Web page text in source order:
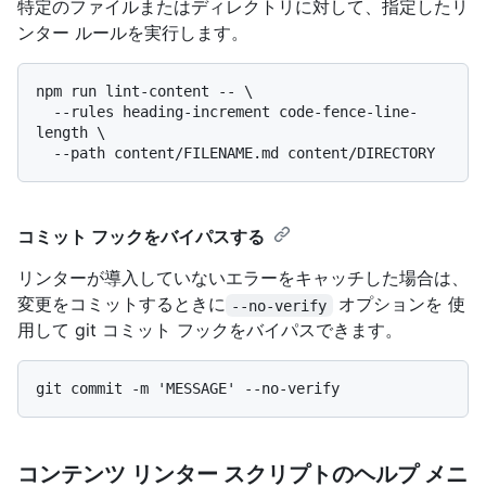
特定のファイルまたはディレクトリに対して、指定したリ
ンター ルールを実行します。
npm run lint-content -- \
length \
コミット フックをバイパスする
リンターが導入していないエラーをキャッチした場合は、
変更をコミットするときに --no-verify
オプションを 使
用して git コミット フックをバイパスできます。
コンテンツ リンター スクリプトのヘルプ メニ